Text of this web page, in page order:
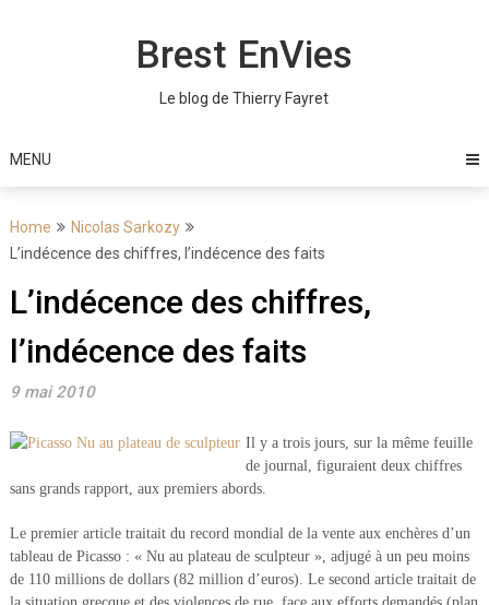
Brest EnVies
Le blog de Thierry Fayret
MENU
Home
Nicolas Sarkozy
L’indécence des chiffres, l’indécence des faits
L’indécence des chiffres,
l’indécence des faits
9 mai 2010
Il y a trois jours, sur la même feuille
de journal, figuraient deux chiffres
sans grands rapport, aux premiers abords.
Le premier article traitait du record mondial de la vente aux enchères d’un
tableau de Picasso : « Nu au plateau de sculpteur », adjugé à un peu moins
de 110 millions de dollars (82 million d’euros). Le second article traitait de